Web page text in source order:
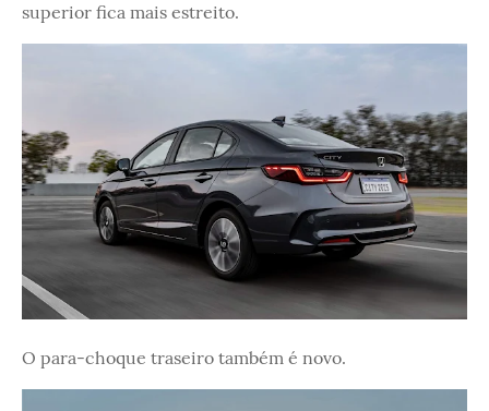
superior fica mais estreito.
O para-choque traseiro também é novo.